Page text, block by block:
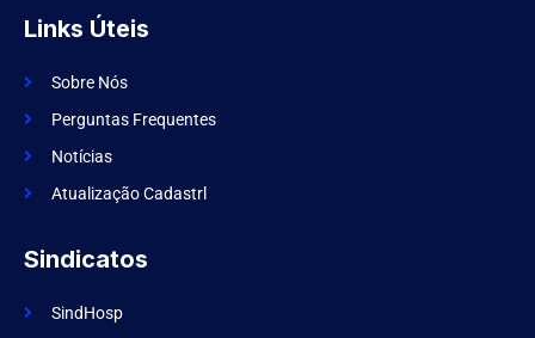
f
a
e
o
k
g
r
m
Links Úteis
Sobre Nós
Perguntas Frequentes
Notícias
Atualização Cadastrl
Sindicatos
SindHosp